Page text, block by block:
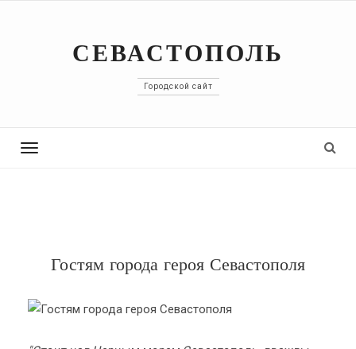
СЕВАСТОПОЛЬ
Городской сайт
Toggle
Гостям города героя Севастополя